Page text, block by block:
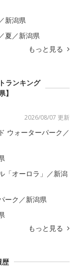
新潟県
夏／新潟県
もっと見る
ランキング
】
2026/08/07 更新
ウォーターパーク／
「オーロラ」／新潟
ーク／新潟県
もっと見る
歴